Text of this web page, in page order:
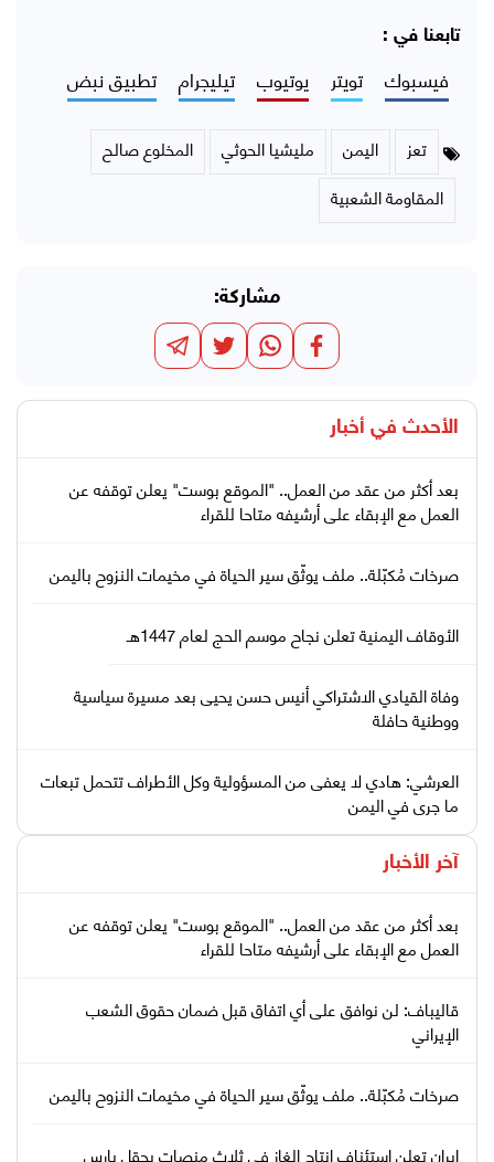
تابعنا في :
فيسبوك تويتر يوتيوب تيليجرام تطبيق نبض
تعز اليمن مليشيا الحوثي
المخلوع صالح
المقاومة الشعبية
مشاركة:
الأحدث في أخبار
بعد أكثر من عقد من العمل.. "الموقع بوست" يعلن توقفه عن
العمل مع الإبقاء على أرشيفه متاحا للقراء
صرخات مُكبّلة.. ملف يوثّق سير الحياة في مخيمات النزوح باليمن
الأوقاف اليمنية تعلن نجاح موسم الحج لعام 1447هـ
وفاة القيادي الاشتراكي أنيس حسن يحيى بعد مسيرة سياسية
ووطنية حافلة
العرشي: هادي لا يعفى من المسؤولية وكل الأطراف تتحمل تبعات
ما جرى في اليمن
آخر الأخبار
بعد أكثر من عقد من العمل.. "الموقع بوست" يعلن توقفه عن
العمل مع الإبقاء على أرشيفه متاحا للقراء
قاليباف: لن نوافق على أي اتفاق قبل ضمان حقوق الشعب
الإيراني
صرخات مُكبّلة.. ملف يوثّق سير الحياة في مخيمات النزوح باليمن
إيران تعلن استئناف إنتاج الغاز في ثلاث منصات بحقل بارس